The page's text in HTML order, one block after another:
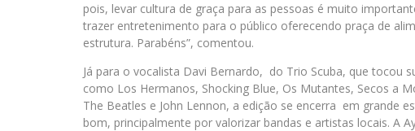
pois, levar cultura de graça para as pessoas é muito
trazer entretenimento para o público oferecendo praça de
estrutura. Parabéns”, comentou.
Já para o vocalista Davi Bernardo, do Trio Scuba, que tocou
como Los Hermanos, Shocking Blue, Os Mutantes, Secos a
The Beatles e John Lennon, a edição se encerra em grande
bom, principalmente por valorizar bandas e artistas locais. A